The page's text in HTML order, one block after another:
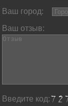
Ваш город:
Ваш отзыв:
Введите код: